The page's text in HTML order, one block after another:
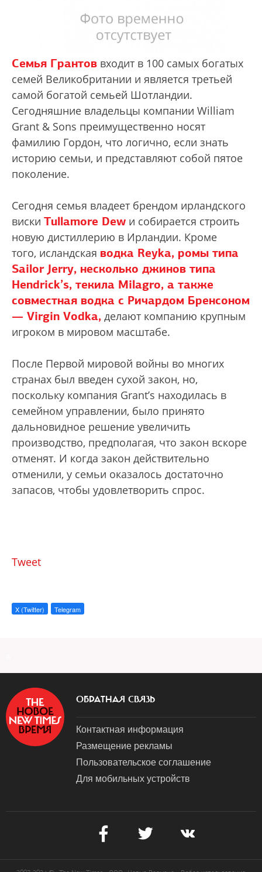
Семья Грантов входит в 100 самых богатых
семей Великобритании и является третьей
самой богатой семьей Шотландии.
Сегодняшние владельцы компании William
Grant & Sons преимущественно носят
фамилию Гордон, что логично, если знать
историю семьи, и представляют собой пятое
поколение.
Сегодня семья владеет брендом ирландского
виски Tullamore Dew и собирается строить
новую дистиллерию в Ирландии. Кроме
того, исландская водка Reyka, ромы типа
Sailor Jerry, несколько джинов типа
Hendrick’s, текила Milagro, а также
совместная водка с Ричардом Бренсоном
— Virgin Vodka, делают компанию крупным
игроком в мировом масштабе.
После Первой мировой войны во многих
странах был введен сухой закон, но,
поскольку компания Grant’s находилась в
семейном управлении, было принято
дальновидное решение увеличить
производство, предполагая, что закон вскоре
отменят. И когда закон действительно
отменили, у семьи оказалось достаточно
запасов, чтобы удовлетворить спрос.
Tweet
X (Twitter) Telegram
ОБРАТНАЯ СВЯЗЬ
Контактная информация
Размещение рекламы
Пользовательское соглашение
Для мобильных устройств